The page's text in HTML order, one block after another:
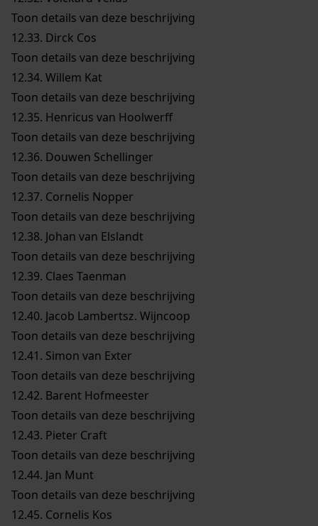
Toon details van deze beschrijving
12.33. Dirck Cos
Toon details van deze beschrijving
12.34. Willem Kat
Toon details van deze beschrijving
12.35. Henricus van Hoolwerff
Toon details van deze beschrijving
12.36. Douwen Schellinger
Toon details van deze beschrijving
12.37. Cornelis Nopper
Toon details van deze beschrijving
12.38. Johan van Elslandt
Toon details van deze beschrijving
12.39. Claes Taenman
Toon details van deze beschrijving
12.40. Jacob Lambertsz. Wijncoop
Toon details van deze beschrijving
12.41. Simon van Exter
Toon details van deze beschrijving
12.42. Barent Hofmeester
Toon details van deze beschrijving
12.43. Pieter Craft
Toon details van deze beschrijving
12.44. Jan Munt
Toon details van deze beschrijving
12.45. Cornelis Kos